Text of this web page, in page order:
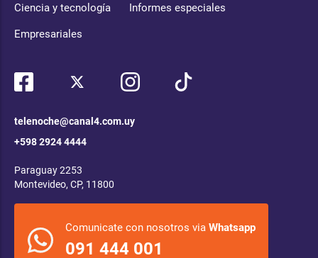
Ciencia y tecnología Informes especiales
Empresariales
telenoche@canal4.com.uy
+598 2924 4444
Paraguay 2253
Montevideo, CP, 11800
Comunicate con nosotros via Whatsapp
091 444 001